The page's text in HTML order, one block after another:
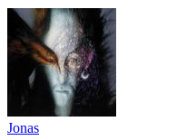
Jonas